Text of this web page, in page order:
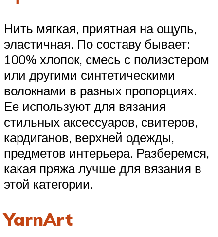
Нить мягкая, приятная на ощупь,
эластичная. По составу бывает:
100% хлопок, смесь с полиэстером
или другими синтетическими
волокнами в разных пропорциях.
Ее используют для вязания
стильных аксессуаров, свитеров,
кардиганов, верхней одежды,
предметов интерьера. Разберемся,
какая пряжа лучше для вязания в
этой категории.
YarnArt